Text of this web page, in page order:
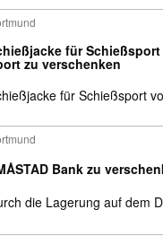
für
zu verschenken
für Schießsport vo
Bank zu
die Lagerung auf dem